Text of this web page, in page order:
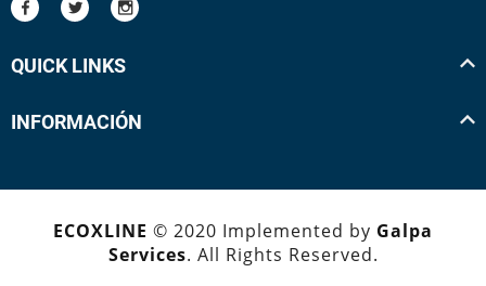
QUICK LINKS
INFORMACIÓN
ECOXLINE © 2020 Implemented by Galpa
Services. All Rights Reserved.